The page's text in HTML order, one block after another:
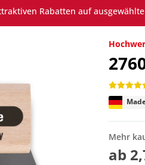
Rabatten auf
Mehr
ab